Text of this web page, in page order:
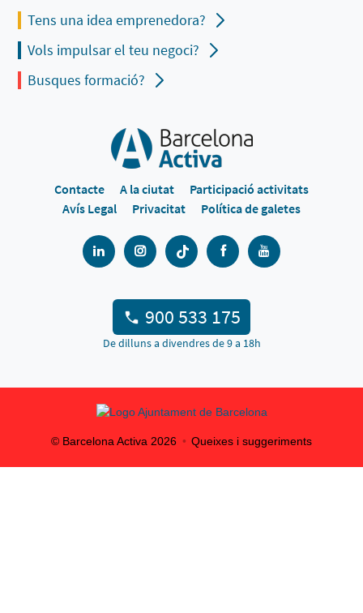
Tens una idea emprenedora?
Vols impulsar el teu negoci?
Busques formació?
Contacte A la ciutat
Participació activitats
Avís Legal
Privacitat Política de galetes
900 533 175
De dilluns a divendres de 9 a 18h
© Barcelona Activa 2026 Queixes i suggeriments